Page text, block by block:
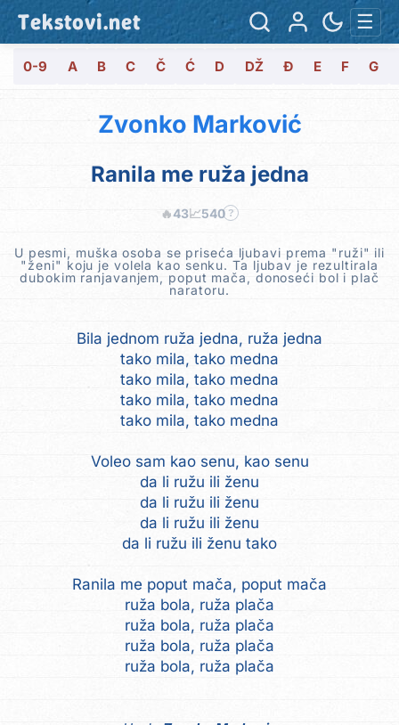
Tekstovi.net ☰
0-9 A B C Č Ć D DŽ Đ E F G
Zvonko Marković
Ranila me ruža jedna
🔥43📈540 ?
U pesmi, muška osoba se priseća ljubavi prema "ruži" ili
"ženi" koju je volela kao senku. Ta ljubav je rezultirala
dubokim ranjavanjem, poput mača, donoseći bol i plač
naratoru.
Bila jednom ruža jedna, ruža jedna
tako mila, tako medna
tako mila, tako medna
tako mila, tako medna
tako mila, tako medna
Voleo sam kao senu, kao senu
da li ružu ili ženu
da li ružu ili ženu
da li ružu ili ženu
da li ružu ili ženu tako
Ranila me poput mača, poput mača
ruža bola, ruža plača
ruža bola, ruža plača
ruža bola, ruža plača